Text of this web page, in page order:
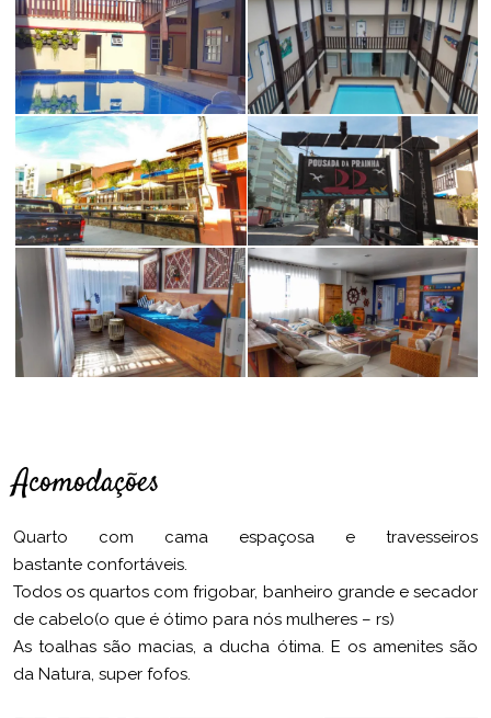
Acomodações
Quarto com cama espaçosa e travesseiros
bastante confortáveis.
Todos os quartos com frigobar, banheiro grande e secador
de cabelo(o que é ótimo para nós mulheres – rs)
As toalhas são macias, a ducha ótima. E os amenites são
da Natura, super fofos.